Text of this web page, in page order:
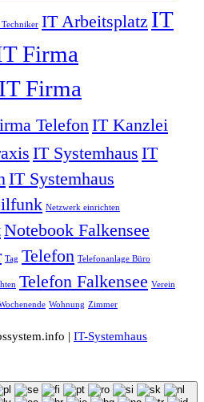
IT Arbeitsplatz IT
Firma
IT Firma
Telefon IT Kanzlei
IT Systemhaus IT
IT Systemhaus
Netzwerk einrichten
Notebook Falkensee
Tag Telefon Telefonanlage Büro
Telefon Falkensee Verein
Wohnung Zimmer
| IT-Systemhaus